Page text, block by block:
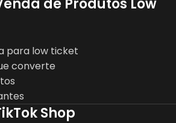
para low ticket
converte
Shop